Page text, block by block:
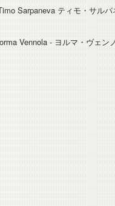
Sarpaneva ティモ・サル
Vennola - ヨルマ・ヴェン